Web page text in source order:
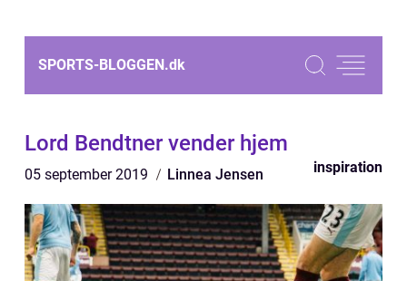
SPORTS-BLOGGEN.dk
Lord Bendtner vender hjem
05 september 2019 Linnea Jensen inspiration